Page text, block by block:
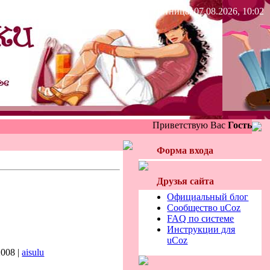
Пятница, 07.08.2026, 10:02
Приветствую Вас Гость
|aisulu
Форма входа
Друзья сайта
Официальный блог
Сообщество uCoz
FAQ по системе
Инструкции для
uCoz